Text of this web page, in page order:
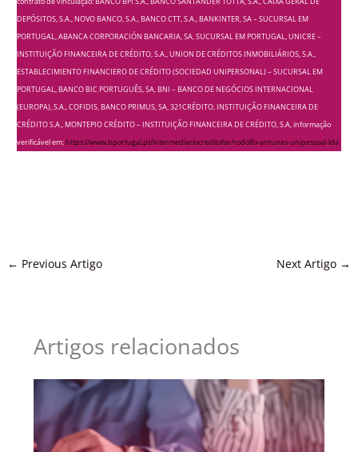
DEPÓSITOS, S.A., NOVO BANCO, S.A., BANCO CTT, S.A., BANKINTER, SA – SUCURSAL EM
PORTUGAL, ABANCA CORPORACIÓN BANCARIA, SA, SUCURSAL EM PORTUGAL, UNICRE –
INSTITUIÇÃO FINANCEIRA DE CRÉDITO, S.A., UNION DE CRÉDITOS INMOBILIÁRIOS, S.A.,
ESTABLECIMIENTO FINANCIERO DE CRÉDITO (SOCIEDAD UNIPERSONAL) – SUCURSAL EM
PORTUGAL, BANCO BIC PORTUGUÊS, SA, BNI – BANCO DE NEGÓCIOS INTERNACIONAL
(EUROPA), S.A., COFIDIS, BANCO PRIMUS, SA, 321CRÉDITO, INSTITUIÇÃO FINANCEIRA DE
CRÉDITO S.A., MONTEPIO CRÉDITO – INSTITUIÇÃO FINANCEIRA DE CRÉDITO, S.A, informação
verificável em:https://www.bportugal.pt/intermediariocreditofar/rodolfo-antunes-unipessoal-lda
← Previous Artigo Next Artigo →
Artigos relacionados